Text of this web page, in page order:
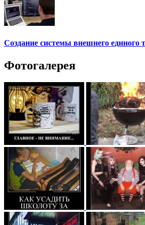
Создание системы внешнего единого
Фотогалерея